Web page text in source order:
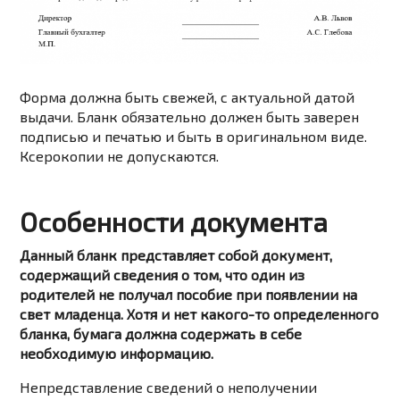
Форма должна быть свежей, с актуальной датой
выдачи. Бланк обязательно должен быть заверен
подписью и печатью и быть в оригинальном виде.
Ксерокопии не допускаются.
Особенности документа
Данный бланк представляет собой документ,
содержащий сведения о том, что один из
родителей не получал пособие при появлении на
свет младенца. Хотя и нет какого-то определенного
бланка, бумага должна содержать в себе
необходимую информацию.
Непредставление сведений о неполучении